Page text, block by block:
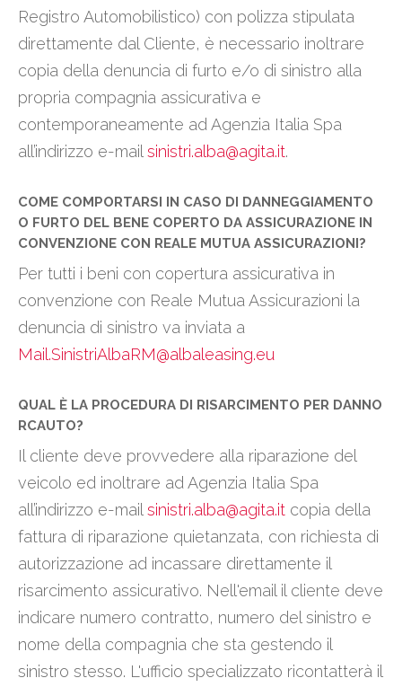
Registro Automobilistico) con polizza stipulata
direttamente dal Cliente, è necessario inoltrare
copia della denuncia di furto e/o di sinistro alla
propria compagnia assicurativa e
contemporaneamente ad Agenzia Italia Spa
all’indirizzo e-mail sinistri.alba@agita.it.
COME COMPORTARSI IN CASO DI DANNEGGIAMENTO
O FURTO DEL BENE COPERTO DA ASSICURAZIONE IN
CONVENZIONE CON REALE MUTUA ASSICURAZIONI?
Per tutti i beni con copertura assicurativa in
convenzione con Reale Mutua Assicurazioni la
denuncia di sinistro va inviata a
Mail.SinistriAlbaRM@albaleasing.eu
QUAL È LA PROCEDURA DI RISARCIMENTO PER DANNO
RCAUTO?
Il cliente deve provvedere alla riparazione del
veicolo ed inoltrare ad Agenzia Italia Spa
all’indirizzo e-mail sinistri.alba@agita.it copia della
fattura di riparazione quietanzata, con richiesta di
autorizzazione ad incassare direttamente il
risarcimento assicurativo. Nell'email il cliente deve
indicare numero contratto, numero del sinistro e
nome della compagnia che sta gestendo il
sinistro stesso. L'ufficio specializzato ricontatterà il